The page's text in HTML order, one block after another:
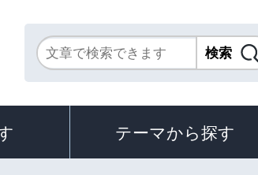
テーマから探す